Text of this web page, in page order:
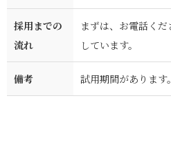
採用までの
流れ
まずは、お電話く
しています。
備考 試用期間があります